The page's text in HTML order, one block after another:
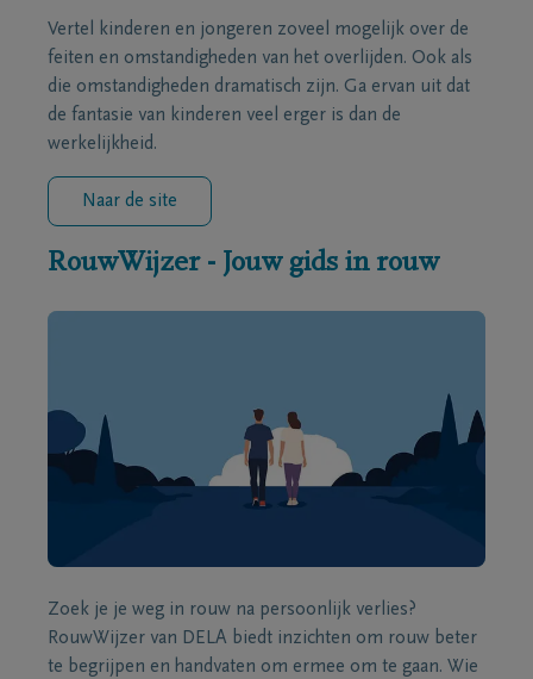
Vertel kinderen en jongeren zoveel mogelijk over de
feiten en omstandigheden van het overlijden. Ook als
die omstandigheden dramatisch zijn. Ga ervan uit dat
de fantasie van kinderen veel erger is dan de
werkelijkheid.
Naar de site
RouwWijzer - Jouw gids in rouw
Zoek je je weg in rouw na persoonlijk verlies?
RouwWijzer van DELA biedt inzichten om rouw beter
te begrijpen en handvaten om ermee om te gaan. Wie